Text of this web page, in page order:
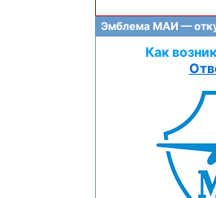
Эмблема МАИ —
Как